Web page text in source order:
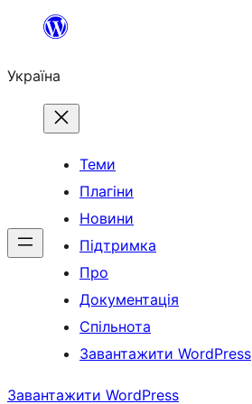
Перейти
вмісту
Україна
Теми
Плагіни
Новини
Підтримка
Про
Документація
Спільнота
Завантажити WordPress
Завантажити WordPress